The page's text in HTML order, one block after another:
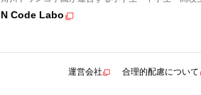
N Code Labo
運営会社 合理的配慮について